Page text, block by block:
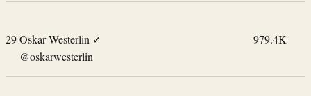
29Oskar Westerlin ✓
@oskarwesterlin
979.4K